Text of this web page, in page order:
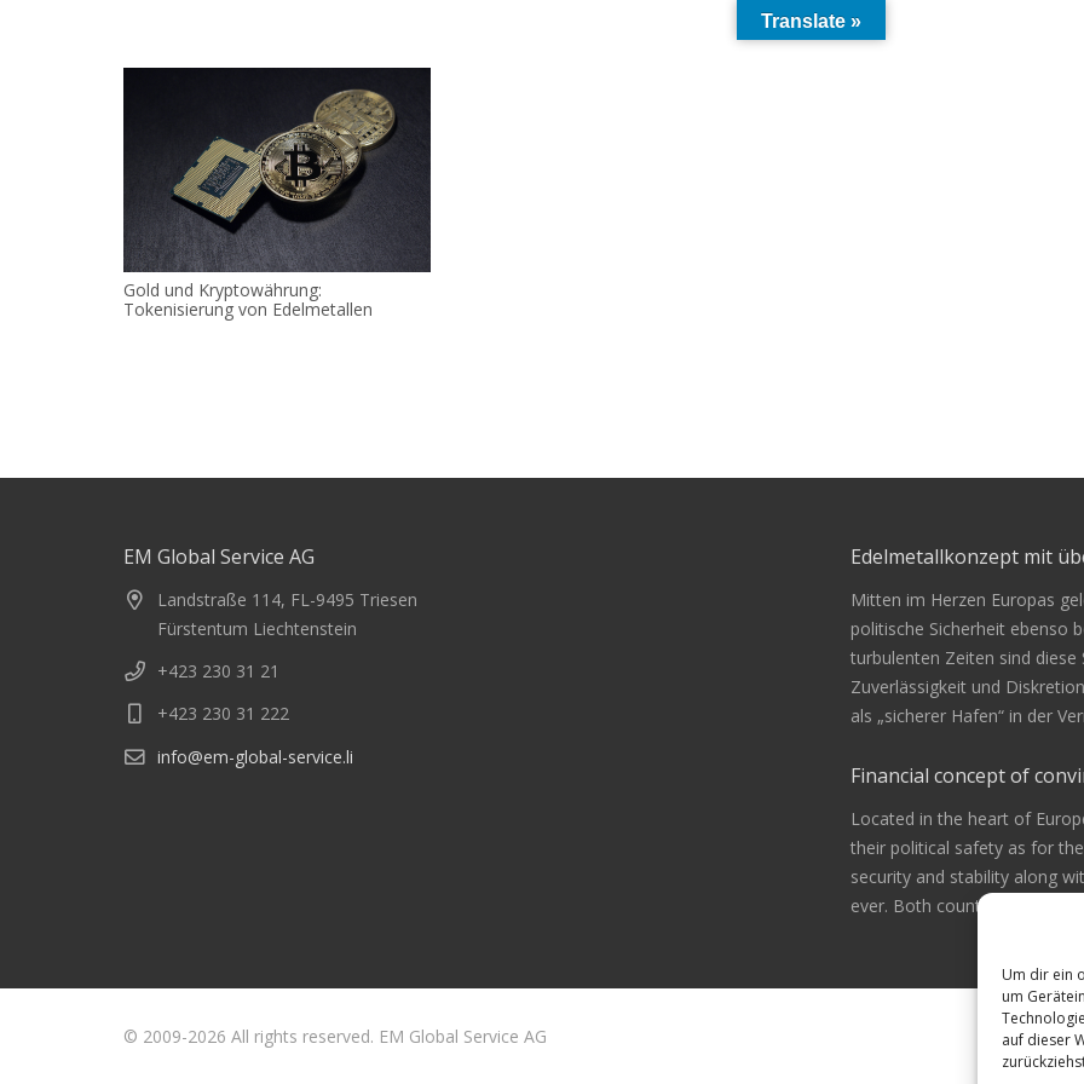
Um dir ein
um
auf dieser
Gold und Kryptowährung:
Tokenisierung von Edelmetallen
EM Global Service AG
Landstraße 114, FL-9495 Triesen
Fürstentum Liechtenstein
+423 230 31 21
+423 230 31 222
info@em-global-service.li
Edelmetallkonzept mit
Mitten im Herzen Europas
politische Sicherheit ebenso
turbulenten Zeiten sind
Zuverlässigkeit und
als „sicherer Hafen“ in der
Financial concept of
Located in the heart of
their political safety as for
security and stability along
ever. Both countries are
© 2009-2026 All rights reserved. EM Global Service AG
Translate »